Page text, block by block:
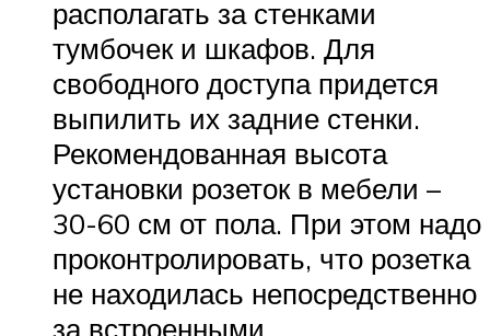
располагать за стенками
тумбочек и шкафов. Для
свободного доступа придется
выпилить их задние стенки.
Рекомендованная высота
установки розеток в мебели –
30-60 см от пола. При этом надо
проконтролировать, что розетка
не находилась непосредственно
за встроенными